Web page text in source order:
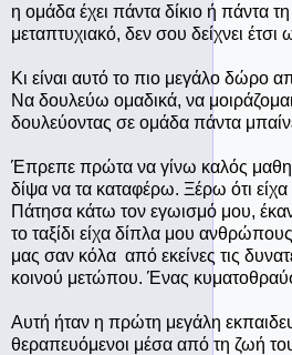
η ομάδα έχει πάντα δίκιο ή πάντα
μεταπτυχιακό, δεν σου δείχνει
Κι είναι αυτό το πιο μεγάλο δώρο
Να δουλεύω ομαδικά, να
δουλεύοντας σε ομάδα πάντα
Έπρεπε πρώτα να γίνω καλός
δίψα να τα καταφέρω. Ξέρω ότι
Πάτησα κάτω τον εγωισμό μου,
το ταξίδι είχα δίπλα μου
μας σαν κόλα από εκείνες τις
κοινού μετώπου. Ένας
Αυτή ήταν η πρώτη μεγάλη
θεραπευόμενοι μέσα από τη ζωή